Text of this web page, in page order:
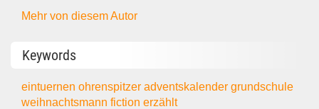
Mehr von diesem Autor
Keywords
eintuernenohrenspitzeradventskalendergrundschule
weihnachtsmannfictionerzählt